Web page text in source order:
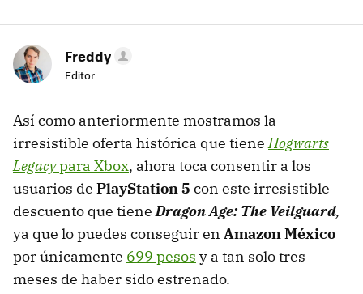
Freddy
Editor
Así como anteriormente mostramos la
irresistible oferta histórica que tieneHogwarts
Legacypara Xbox, ahora toca consentir a los
usuarios de PlayStation 5 con este irresistible
descuento que tieneDragon Age: The Veilguard,
ya que lo puedes conseguir en Amazon México
por únicamente 699 pesos y a tan solo tres
meses de haber sido estrenado.